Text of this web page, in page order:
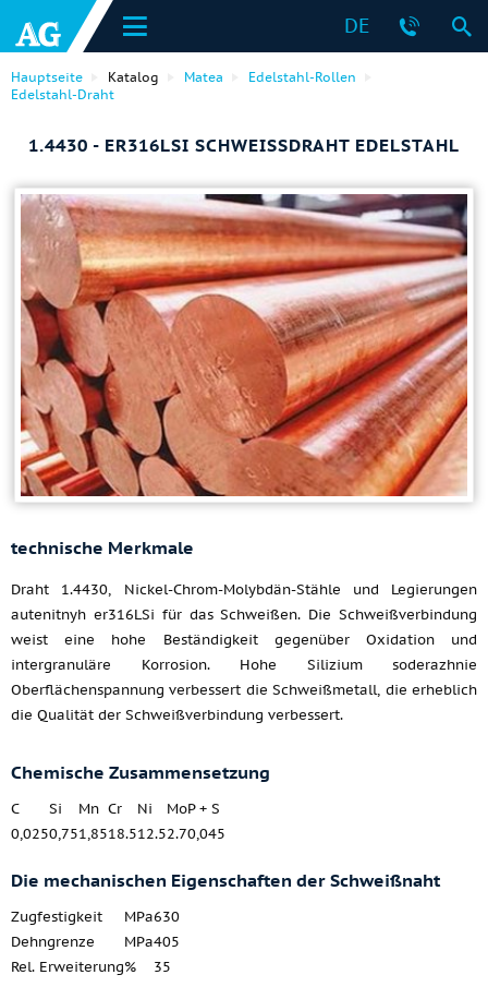
DE
Hauptseite Katalog Matea
Edelstahl-Rollen
Edelstahl-Draht
1.4430 - ER316LSI SCHWEISSDRAHT EDELSTAHL
technische Merkmale
Draht 1.4430, Nickel-Chrom-Molybdän-Stähle und Legierungen
autenitnyh er316LSi für das Schweißen. Die Schweißverbindung
weist eine hohe Beständigkeit gegenüber Oxidation und
intergranuläre Korrosion. Hohe Silizium soderazhnie
Oberflächenspannung verbessert die Schweißmetall, die erheblich
die Qualität der Schweißverbindung verbessert.
Chemische Zusammensetzung
C Si Mn Cr Ni MoP + S
0,0250,751,8518.512.52.70,045
Die mechanischen Eigenschaften der Schweißnaht
Zugfestigkeit MPa630
Dehngrenze
MPa405
Rel. Erweiterung% 35